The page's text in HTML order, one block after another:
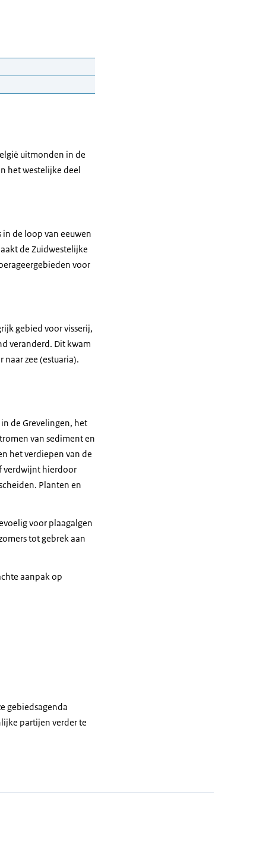
uitmonden in de
het westelijke deel
in de loop van eeuwen
de Zuidwestelijke
voor
gebied voor visserij,
veranderd. Dit kwam
zee (estuaria).
de Grevelingen, het
van sediment en
het verdiepen van de
verdwijnt hierdoor
Planten en
voor plaagalgen
tot gebrek aan
aanpak op
gebiedsagenda
partijen verder te